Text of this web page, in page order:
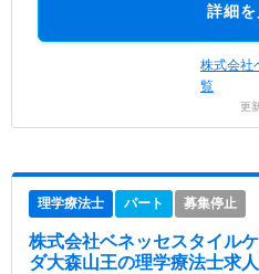
詳細を
株式会社
覧
更
理学療法士 パート 募集停止
株式会社ベネッセスタイル
ダ大森山王の理学療法士求